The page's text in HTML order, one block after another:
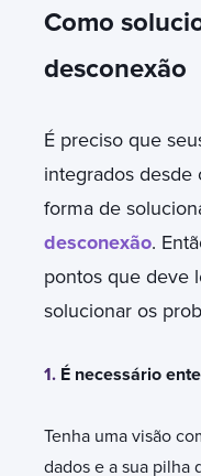
Como
desconexão
É preciso que
integrados desde
forma de
desconexão.
pontos que deve
solucionar os
1. É necessário
Tenha uma visão
dados e a sua pilha